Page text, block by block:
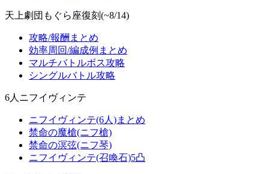
天上劇団もぐら座復刻(~8/14)
攻略/報酬まとめ
効率周回/編成例まとめ
マルチバトルボス攻略
シングルバトル攻略
6人ニフイヴィンテ
ニフイヴィンテ(6人)まとめ
禁命の魔槍(ニフ槍)
禁命の溟弦(ニフ琴)
ニフイヴィンテ(召喚石)5凸